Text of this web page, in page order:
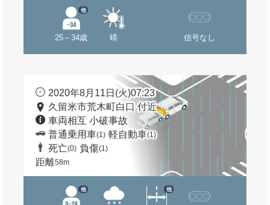
25～34歳
他
晴 信号なし
2020年8月11日(火)07:23
久留米市荒木町白口 付近
車両相互 小破事故
普通乗用車(1) 軽自動車(1)
死亡(0) 負傷(1)
距離58m
他 他